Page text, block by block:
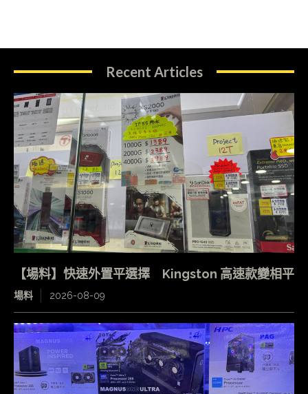
Recent Articles
【場料】快速外置平選擇 Kingston 高速款變相平
場料 2026-08-09